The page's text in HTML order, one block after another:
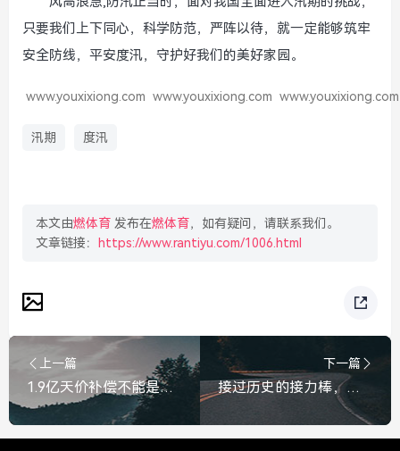
只要我们上下同心，科学防范，严阵以待，就一定能够筑牢
安全防线，平安度汛，守护好我们的美好家园。
www.youxixiong.com www.youxixiong.com www.youxixiong.com
汛期 度汛
本文由燃体育 发布在燃体育，如有疑问，请联系我们。
文章链接：
https://www.rantiyu.com/1006.html
上一篇
1.9亿天价补偿不能是一笔糊涂账，拆迁款必须晒在阳光下，9亿拆迁款必须晒在阳光下，不能成糊涂账
下一篇
接过历史的接力棒，跑出新时代的加速度，接过历史接力棒，跑出新时代加速度